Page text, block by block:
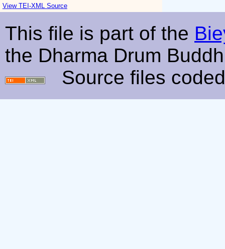
View TEI-XML Source
This file is part of the
the Dharma Drum
Source files